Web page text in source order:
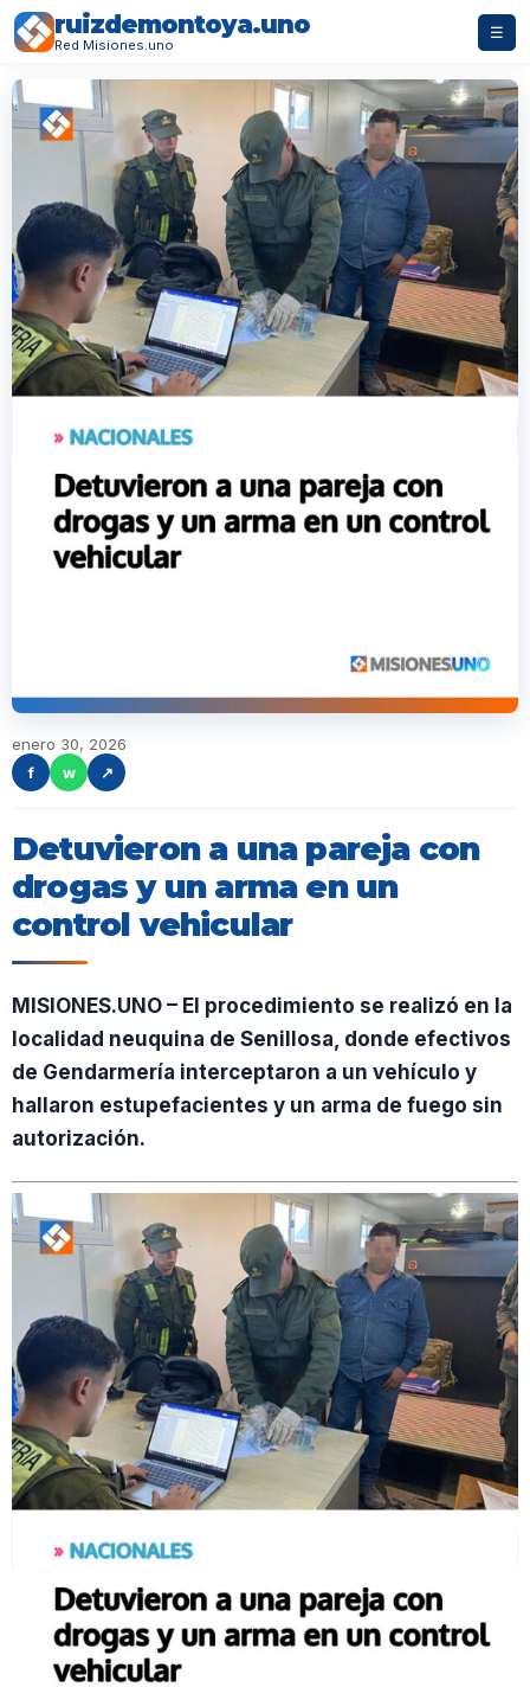
ruizdemontoya.uno
Red Misiones.uno
☰
enero 30, 2026
f
w ↗
Detuvieron a una pareja con
drogas y un arma en un
control vehicular
MISIONES.UNO – El procedimiento se realizó en la
localidad neuquina de Senillosa, donde efectivos
de Gendarmería interceptaron a un vehículo y
hallaron estupefacientes y un arma de fuego sin
autorización.